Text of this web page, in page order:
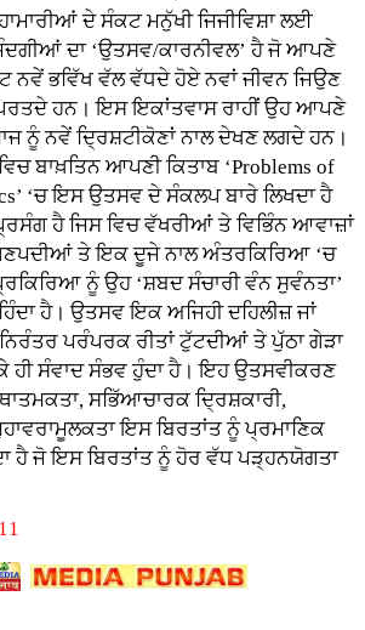
ਦੇ ਸੰਕਟ ਮਨੁੱਖੀ ਜਿਜੀਵਿਸ਼ਾ ਲਈ
ਦਾ ‘ਉਤਸਵ/ਕਾਰਨੀਵਲ’ ਹੈ ਜੋ ਆਪਣੇ
ਨਵੇਂ ਭਵਿੱਖ ਵੱਲ ਵੱਧਦੇ ਹੋਏ ਨਵਾਂ ਜੀਵਨ ਜਿਉਣ
ਹਨ। ਇਸ ਇਕਾਂਤਵਾਸ ਰਾਹੀਂ ਉਹ ਆਪਣੇ
ਨੂੰ ਨਵੇਂ ਦ੍ਰਿਸ਼ਟੀਕੋਣਾਂ ਨਾਲ ਦੇਖਣ ਲਗਦੇ ਹਨ।
ਬਾਖ਼ਤਿਨ ਆਪਣੀ ਕਿਤਾਬ ‘Problems of
‘ਚ ਇਸ ਉਤਸਵ ਦੇ ਸੰਕਲਪ ਬਾਰੇ ਲਿਖਦਾ ਹੈ
ਹੈ ਜਿਸ ਵਿਚ ਵੱਖਰੀਆਂ ਤੇ ਵਿਭਿੰਨ ਆਵਾਜ਼ਾਂ
ਤੇ ਇਕ ਦੂਜੇ ਨਾਲ ਅੰਤਰਕਿਰਿਆ ‘ਚ
ਨੂੰ ਉਹ ‘ਸ਼ਬਦ ਸੰਚਾਰੀ ਵੰਨ ਸੁਵੰਨਤਾ’
ਹੈ। ਉਤਸਵ ਇਕ ਅਜਿਹੀ ਦਹਿਲੀਜ਼ ਜਾਂ
ਪਰੰਪਰਕ ਰੀਤਾਂ ਟੁੱਟਦੀਆਂ ਤੇ ਪੁੱਠਾ ਗੇੜਾ
ਸੰਵਾਦ ਸੰਭਵ ਹੁੰਦਾ ਹੈ। ਇਹ ਉਤਸਵੀਕਰਣ
ਸਭਿੱਆਚਾਰਕ ਦ੍ਰਿਸ਼ਕਾਰੀ,
ਇਸ ਬਿਰਤਾਂਤ ਨੂੰ ਪ੍ਰਮਾਣਿਕ
ਹੈ ਜੋ ਇਸ ਬਿਰਤਾਂਤ ਨੂੰ ਹੋਰ ਵੱਧ ਪੜ੍ਹਨਯੋਗਤਾ